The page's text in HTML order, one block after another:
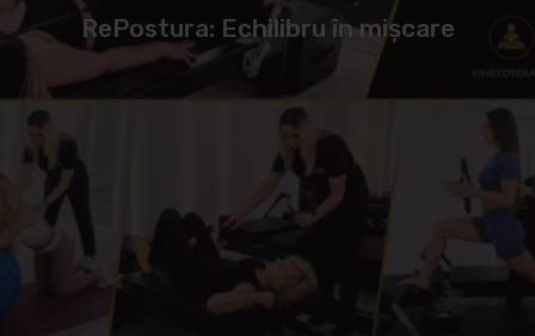
RePostura: Echilibru în mișcare